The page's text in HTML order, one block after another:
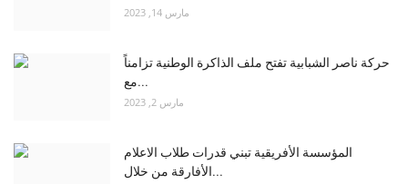
مارس 14, 2023
حركة ناصر الشبابية تفتح ملف الذاكرة الوطنية تزامناً
مع...
مارس 2, 2023
المؤسسة الأفريقية تبني قدرات طلاب الاعلام
الأفارقة من خلال...